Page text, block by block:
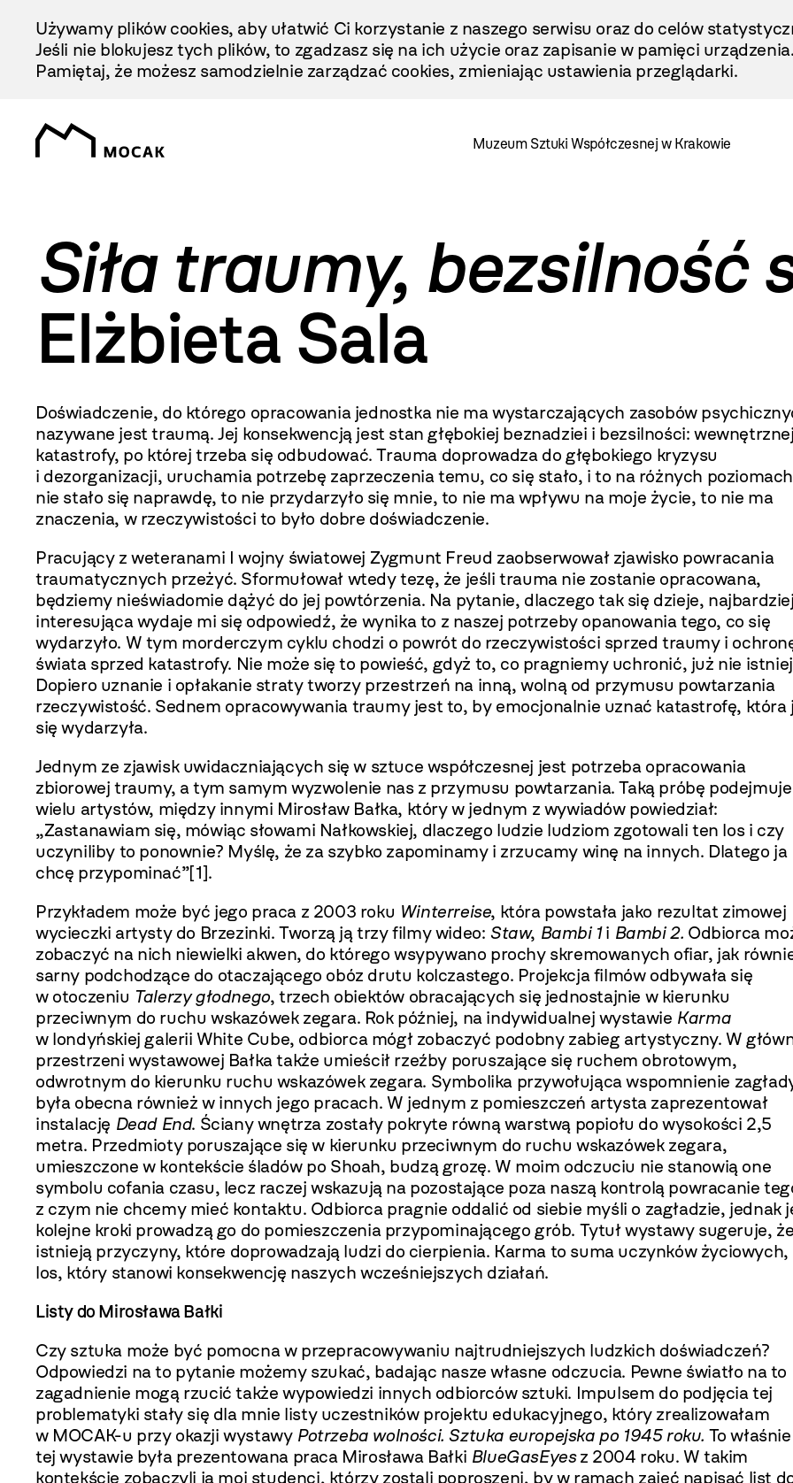
Treści
Używamy plików cookies, aby ułatwić Ci korzystanie z naszego serwisu oraz do celów
Jeśli nie blokujesz tych plików, to zgadzasz się na ich użycie oraz zapisanie w pamięci
Pamiętaj, że możesz samodzielnie zarządzać cookies, zmieniając ustawienia przeglądarki.
Muzeum Sztuki Współczesnej w Krakowie
Siła traumy, bezsilność
Elżbieta Sala
Doświadczenie, do którego opracowania jednostka nie ma wystarczających zasobów
nazywane jest traumą. Jej konsekwencją jest stan głębokiej beznadziei i bezsilności:
katastrofy, po której trzeba się odbudować. Trauma doprowadza do głębokiego kryzysu
i dezorganizacji, uruchamia potrzebę zaprzeczenia temu, co się stało, i to na różnych
nie stało się naprawdę, to nie przydarzyło się mnie, to nie ma wpływu na moje życie, to nie ma
znaczenia, w rzeczywistości to było dobre doświadczenie.
Pracujący z weteranami I wojny światowej Zygmunt Freud zaobserwował zjawisko powracania
traumatycznych przeżyć. Sformułował wtedy tezę, że jeśli trauma nie zostanie opracowana,
będziemy nieświadomie dążyć do jej powtórzenia. Na pytanie, dlaczego tak się dzieje,
interesująca wydaje mi się odpowiedź, że wynika to z naszej potrzeby opanowania tego, co się
wydarzyło. W tym morderczym cyklu chodzi o powrót do rzeczywistości sprzed traumy i
świata sprzed katastrofy. Nie może się to powieść, gdyż to, co pragniemy uchronić, już nie
Dopiero uznanie i opłakanie straty tworzy przestrzeń na inną, wolną od przymusu powtarzania
rzeczywistość. Sednem opracowywania traumy jest to, by emocjonalnie uznać katastrofę, która
się wydarzyła.
Jednym ze zjawisk uwidaczniających się w sztuce współczesnej jest potrzeba opracowania
zbiorowej traumy, a tym samym wyzwolenie nas z przymusu powtarzania. Taką próbę podejmuje
wielu artystów, między innymi Mirosław Bałka, który w jednym z wywiadów powiedział:
„Zastanawiam się, mówiąc słowami Nałkowskiej, dlaczego ludzie ludziom zgotowali ten los i czy
uczyniliby to ponownie? Myślę, że za szybko zapominamy i zrzucamy winę na innych. Dlatego ja
chcę przypominać”[1].
Przykładem może być jego praca z 2003 roku Winterreise, która powstała jako rezultat zimowej
wycieczki artysty do Brzezinki. Tworzą ją trzy filmy wideo: Staw, Bambi 1i Bambi 2. Odbiorca
zobaczyć na nich niewielki akwen, do którego wsypywano prochy skremowanych ofiar, jak
sarny podchodzące do otaczającego obóz drutu kolczastego. Projekcja filmów odbywała się
w otoczeniu Talerzy głodnego, trzech obiektów obracających się jednostajnie w kierunku
przeciwnym do ruchu wskazówek zegara. Rok później, na indywidualnej wystawie Karma
w londyńskiej galerii White Cube, odbiorca mógł zobaczyć podobny zabieg artystyczny. W
przestrzeni wystawowej Bałka także umieścił rzeźby poruszające się ruchem obrotowym,
odwrotnym do kierunku ruchu wskazówek zegara. Symbolika przywołująca wspomnienie
była obecna również w innych jego pracach. W jednym z pomieszczeń artysta zaprezentował
instalację Dead End. Ściany wnętrza zostały pokryte równą warstwą popiołu do wysokości 2,5
metra. Przedmioty poruszające się w kierunku przeciwnym do ruchu wskazówek zegara,
umieszczone w kontekście śladów po Shoah, budzą grozę. W moim odczuciu nie stanowią one
symbolu cofania czasu, lecz raczej wskazują na pozostające poza naszą kontrolą powracanie
z czym nie chcemy mieć kontaktu. Odbiorca pragnie oddalić od siebie myśli o zagładzie, jednak
kolejne kroki prowadzą go do pomieszczenia przypominającego grób. Tytuł wystawy sugeruje,
istnieją przyczyny, które doprowadzają ludzi do cierpienia. Karma to suma uczynków życiowych,
los, który stanowi konsekwencję naszych wcześniejszych działań.
Listy do Mirosława Bałki
Czy sztuka może być pomocna w przepracowywaniu najtrudniejszych ludzkich doświadczeń?
Odpowiedzi na to pytanie możemy szukać, ­badając nasze własne odczucia. Pewne światło na to
zagadnienie mogą rzucić także wypowiedzi innych odbiorców sztuki. Impulsem do podjęcia tej
problematyki stały się dla mnie listy uczestników projektu edukacyjnego, który zrealizowałam
w MOCAK-u przy okazji wystawy Potrzeba wolności. Sztuka europejska po 1945 roku. To
tej wystawie była prezentowana praca Mirosława Bałki BlueGasEyesz 2004 roku. W takim
kontekście zobaczyli ją moi studenci, którzy zostali poproszeni, by w ramach zajęć napisać list